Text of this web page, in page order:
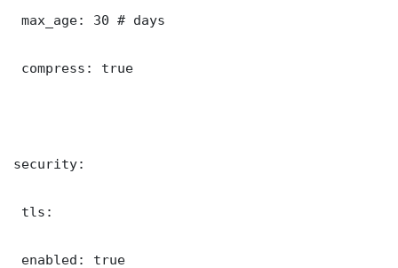
max_age: 30 # days
compress: true
security:
tls:
enabled: true